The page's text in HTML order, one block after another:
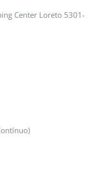
Center Loreto 5301-